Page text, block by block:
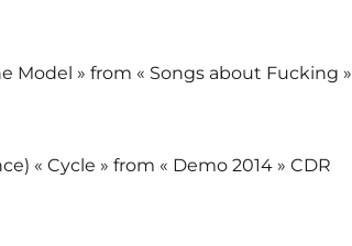
Model » from « Songs about Fucking »
« Cycle » from « Demo 2014 » CDR